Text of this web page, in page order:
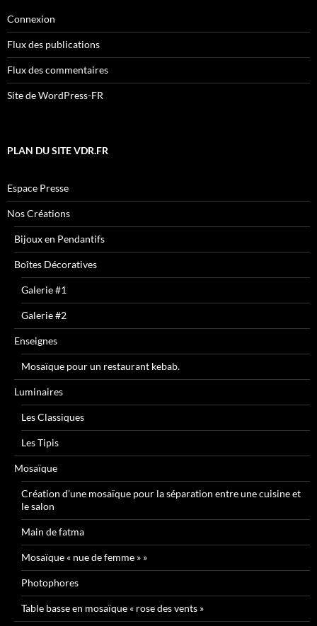
Connexion
Flux des publications
Flux des commentaires
Site de WordPress-FR
PLAN DU SITE VDR.FR
Espace Presse
Nos Créations
Bijoux en Pendantifs
Boîtes Décoratives
Galerie #1
Galerie #2
Enseignes
Mosaïque pour un restaurant kebab.
Luminaires
Les Classiques
Les Tipis
Mosaïque
Création d’une mosaïque pour la séparation entre une cuisine et
le salon
Main de fatma
Mosaïque « nue de femme » »
Photophores
Table basse en mosaïque « rose des vents »